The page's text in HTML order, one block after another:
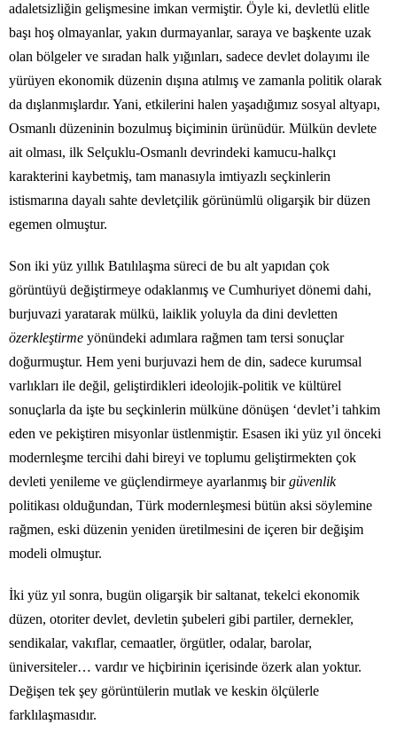
adaletsizliğin gelişmesine imkan vermiştir. Öyle ki, devletlü elitle
başı hoş olmayanlar, yakın durmayanlar, saraya ve başkente uzak
olan bölgeler ve sıradan halk yığınları, sadece devlet dolayımı ile
yürüyen ekonomik düzenin dışına atılmış ve zamanla politik olarak
da dışlanmışlardır. Yani, etkilerini halen yaşadığımız sosyal altyapı,
Osmanlı düzeninin bozulmuş biçiminin ürünüdür. Mülkün devlete
ait olması, ilk Selçuklu-Osmanlı devrindeki kamucu-halkçı
karakterini kaybetmiş, tam manasıyla imtiyazlı seçkinlerin
istismarına dayalı sahte devletçilik görünümlü oligarşik bir düzen
egemen olmuştur.
Son iki yüz yıllık Batılılaşma süreci de bu alt yapıdan çok
görüntüyü değiştirmeye odaklanmış ve Cumhuriyet dönemi dahi,
burjuvazi yaratarak mülkü, laiklik yoluyla da dini devletten
özerkleştirme yönündeki adımlara rağmen tam tersi sonuçlar
doğurmuştur. Hem yeni burjuvazi hem de din, sadece kurumsal
varlıkları ile değil, geliştirdikleri ideolojik-politik ve kültürel
sonuçlarla da işte bu seçkinlerin mülküne dönüşen ‘devlet’i tahkim
eden ve pekiştiren misyonlar üstlenmiştir. Esasen iki yüz yıl önceki
modernleşme tercihi dahi bireyi ve toplumu geliştirmekten çok
devleti yenileme ve güçlendirmeye ayarlanmış birgüvenlik
politikası olduğundan, Türk modernleşmesi bütün aksi söylemine
rağmen, eski düzenin yeniden üretilmesini de içeren bir değişim
modeli olmuştur.
İki yüz yıl sonra, bugün oligarşik bir saltanat, tekelci ekonomik
düzen, otoriter devlet, devletin şubeleri gibi partiler, dernekler,
sendikalar, vakıflar, cemaatler, örgütler, odalar, barolar,
üniversiteler… vardır ve hiçbirinin içerisinde özerk alan yoktur.
Değişen tek şey görüntülerin mutlak ve keskin ölçülerle
farklılaşmasıdır.